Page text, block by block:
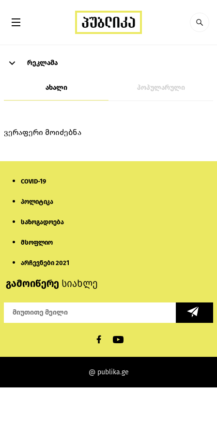
რეკლამა
ახალი პოპულარული
ვერაფერი მოიძებნა
COVID-19
პოლიტიკა
საზოგადოება
მსოფლიო
არჩევნები 2021
გამოიწერე სიახლე
@ publika.ge